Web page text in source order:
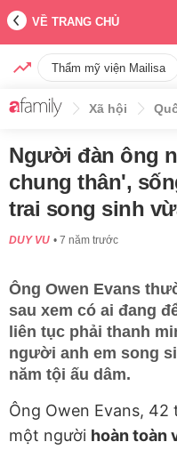
VỀ TRANG CHỦ
Thẩm mỹ viện Mailisa
Xã hội
Người đàn ông
chung thân',
trai song sinh
DUY VU 7 năm trước
Ông Owen Evans
sau xem có ai đang
liên tục phải thanh
người anh em song
năm tội ấu dâm.
Ông Owen Evans, 42
một người hoàn toàn